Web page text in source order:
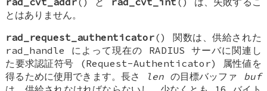
とはありません。
rad_request_authenticator() 関数は、供給された
rad_handle によって現在の RADIUS サーバに関連し
た要求認証符号 (Request-Authenticator) 属性値を
得るために使用できます。長さ
len の目標バッファ buf